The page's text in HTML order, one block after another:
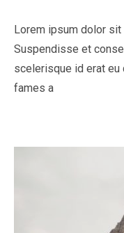
Lorem ipsum dolor
Suspendisse et
scelerisque id erat eu
fames a